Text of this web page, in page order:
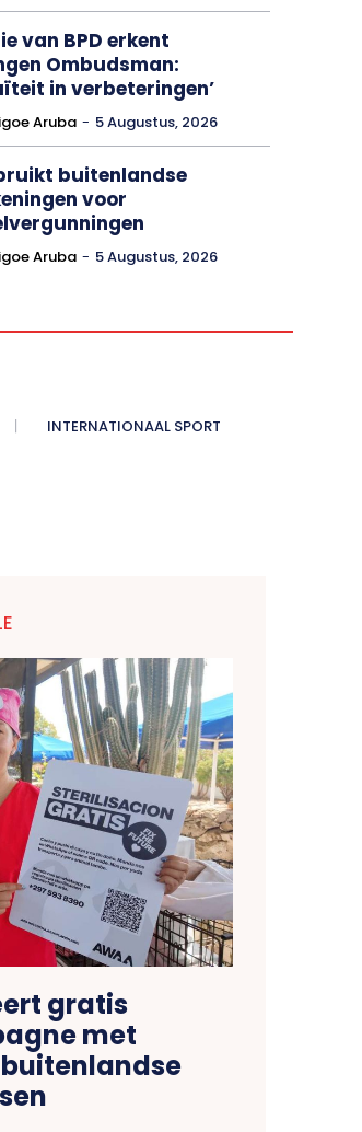
van BPD erkent
Ombudsman:
in verbeteringen’
Aruba - 5 Augustus, 2026
buitenlandse
voor
Aruba - 5 Augustus, 2026
INTERNATIONAAL SPORT
gratis
met